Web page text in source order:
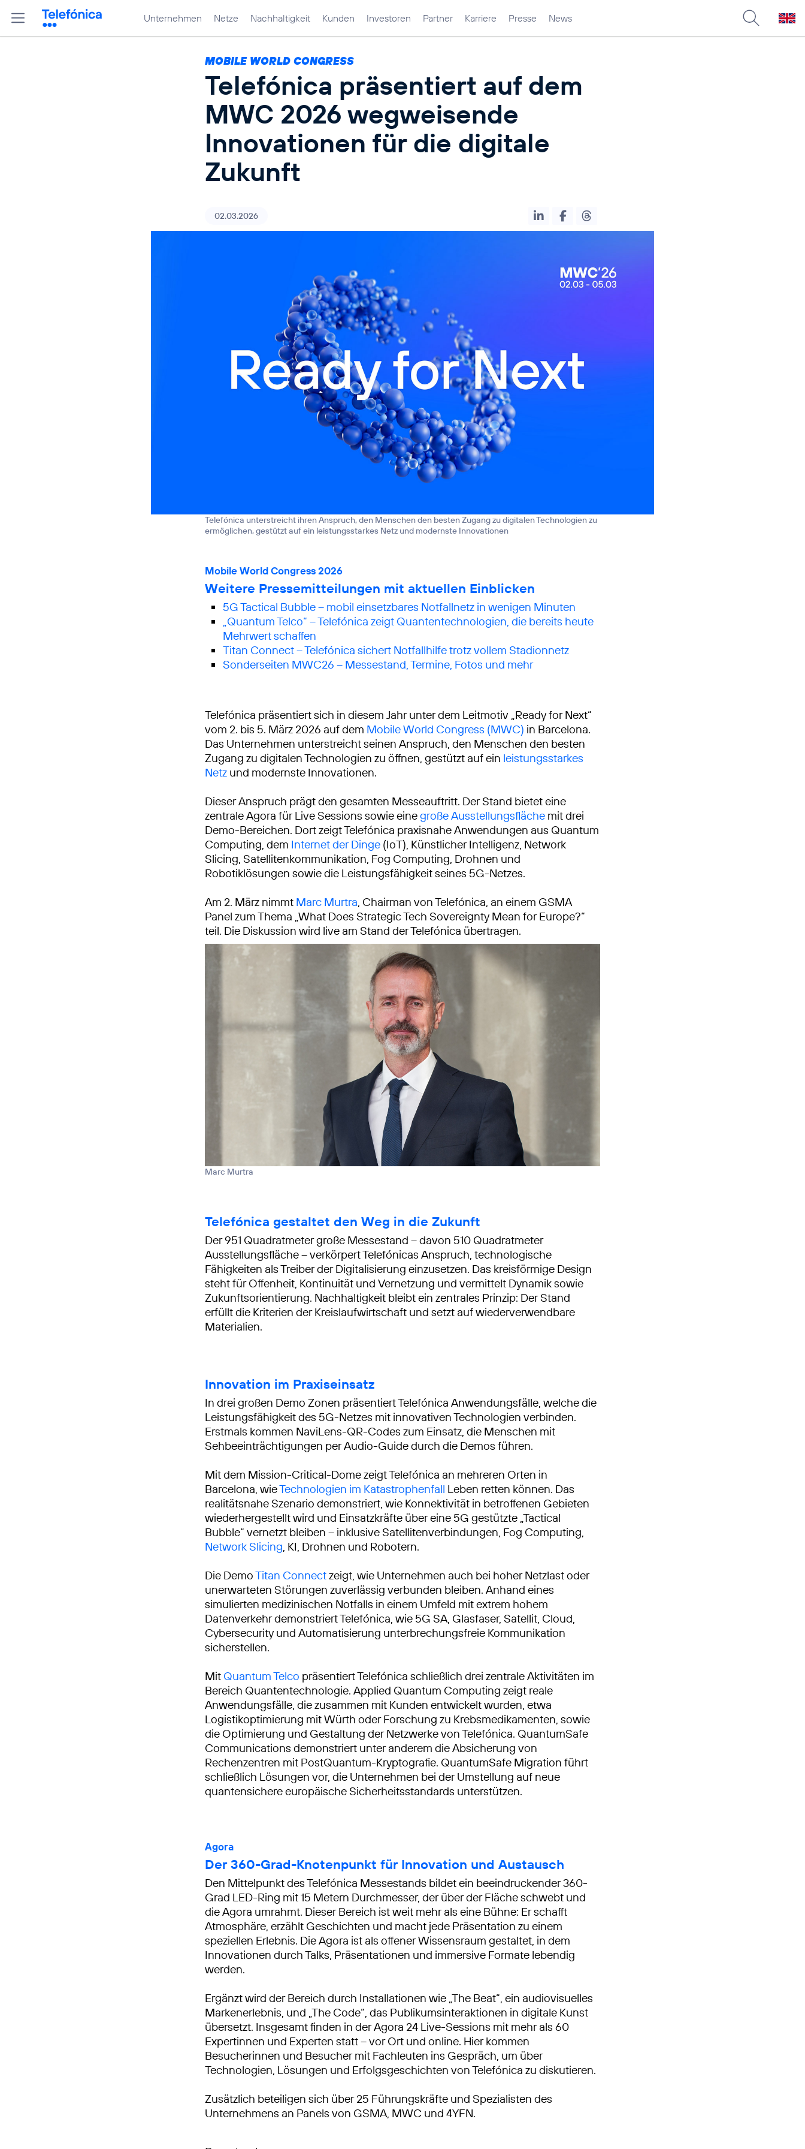
Unternehmen Netze Nachhaltigkeit Kunden Investoren Partner Karriere Presse News
MOBILE WORLD CONGRESS
Telefónica präsentiert auf dem
MWC 2026 wegweisende
Innovationen für die digitale
Zukunft
02.03.2026
Telefónica unterstreicht ihren Anspruch, den Menschen den besten Zugang zu digitalen Technologien zu
ermöglichen, gestützt auf ein leistungsstarkes Netz und modernste Innovationen
Mobile World Congress 2026
Weitere Pressemitteilungen mit aktuellen Einblicken
5G Tactical Bubble – mobil einsetzbares Notfallnetz in wenigen Minuten
„Quantum Telco“ – Telefónica zeigt Quanten­technologien, die bereits heute
Mehrwert schaffen
Titan Connect – Telefónica sichert Notfallhilfe trotz vollem Stadionnetz
Sonderseiten MWC26 – Messestand, Termine, Fotos und mehr
Telefónica präsentiert sich in diesem Jahr unter dem Leitmotiv „Ready for Next“
vom 2. bis 5. März 2026 auf dem Mobile World Congress (MWC) in Barcelona.
Das Unternehmen unterstreicht seinen Anspruch, den Menschen den besten
Zugang zu digitalen Technologien zu öffnen, gestützt auf ein leistungsstarkes
Netz und modernste Innovationen.
Dieser Anspruch prägt den gesamten Messeauftritt. Der Stand bietet eine
zentrale Agora für Live Sessions sowie einegroße Ausstellungsfläche mit drei
Demo-Bereichen. Dort zeigt Telefónica praxisnahe Anwendungen aus Quantum
Computing, dem Internet der Dinge (IoT), Künstlicher Intelligenz, Network
Slicing, Satellitenkommunikation, Fog Computing, Drohnen und
Robotiklösungen sowie die Leistungsfähigkeit seines 5G-Netzes.
Am 2. März nimmt Marc Murtra , Chairman von Telefónica, an einem GSMA
Panel zum Thema „What Does Strategic Tech Sovereignty Mean for Europe?“
teil. Die Diskussion wird live am Stand der Telefónica übertragen.
Marc Murtra
Telefónica gestaltet den Weg in die Zukunft
Der 951 Quadratmeter große Messestand – davon 510 Quadratmeter
Ausstellungsfläche – verkörpert Telefónicas Anspruch, technologische
Fähigkeiten als Treiber der Digitalisierung einzusetzen. Das kreisförmige Design
steht für Offenheit, Kontinuität und Vernetzung und vermittelt Dynamik sowie
Zukunftsorientierung. Nachhaltigkeit bleibt ein zentrales Prinzip: Der Stand
erfüllt die Kriterien der Kreislaufwirtschaft und setzt auf wiederverwendbare
Materialien.
Innovation im Praxiseinsatz
In drei großen Demo Zonen präsentiert Telefónica Anwendungsfälle, welche die
Leistungsfähigkeit des 5G-Netzes mit innovativen Technologien verbinden.
Erstmals kommen NaviLens-QR-Codes zum Einsatz, die Menschen mit
Sehbeeinträchtigungen per Audio-Guide durch die Demos führen.
Mit dem Mission-Critical-Dome zeigt Telefónica an mehreren Orten in
Barcelona, wieTechnologien im Katastrophenfall Leben retten können. Das
realitätsnahe Szenario demonstriert, wie Konnektivität in betroffenen Gebieten
wiederhergestellt wird und Einsatzkräfte über eine 5G gestützte „Tactical
Bubble“ vernetzt bleiben – inklusive Satellitenverbindungen, Fog Computing,
Network Slicing , KI, Drohnen und Robotern.
Die DemoTitan Connectzeigt, wie Unternehmen auch bei hoher Netzlast oder
unerwarteten Störungen zuverlässig verbunden bleiben. Anhand eines
simulierten medizinischen Notfalls in einem Umfeld mit extrem hohem
Datenverkehr demonstriert Telefónica, wie 5G SA, Glasfaser, Satellit, Cloud,
Cybersecurity und Automatisierung unterbrechungsfreie Kommunikation
sicherstellen.
Mit Quantum Telco präsentiert Telefónica schließlich drei zentrale Aktivitäten im
Bereich Quantentechnologie. Applied Quantum Computing zeigt reale
Anwendungsfälle, die zusammen mit Kunden entwickelt wurden, etwa
Logistikoptimierung mit Würth oder Forschung zu Krebsmedikamenten, sowie
die Optimierung und Gestaltung der Netzwerke von Telefónica. QuantumSafe
Communications demonstriert unter anderem die Absicherung von
Rechenzentren mit PostQuantum-Kryptografie. QuantumSafe Migration führt
schließlich Lösungen vor, die Unternehmen bei der Umstellung auf neue
quantensichere europäische Sicherheitsstandards unterstützen.
Agora
Der 360-Grad-Knotenpunkt für Innovation und Austausch
Den Mittelpunkt des Telefónica Messestands bildet ein beeindruckender 360-
Grad LED-Ring mit 15 Metern Durchmesser, der über der Fläche schwebt und
die Agora umrahmt. Dieser Bereich ist weit mehr als eine Bühne: Er schafft
Atmosphäre, erzählt Geschichten und macht jede Präsentation zu einem
speziellen Erlebnis. Die Agora ist als offener Wissensraum gestaltet, in dem
Innovationen durch Talks, Präsentationen und immersive Formate lebendig
werden.
Ergänzt wird der Bereich durch Installationen wie „The Beat“, ein audiovisuelles
Markenerlebnis, und „The Code“, das Publikumsinteraktionen in digitale Kunst
übersetzt. Insgesamt finden in der Agora 24 Live-Sessions mit mehr als 60
Expertinnen und Experten statt – vor Ort und online. Hier kommen
Besucherinnen und Besucher mit Fachleuten ins Gespräch, um über
Technologien, Lösungen und Erfolgsgeschichten von Telefónica zu diskutieren.
Zusätzlich beteiligen sich über 25 Führungskräfte und Spezialisten des
Unternehmens an Panels von GSMA, MWC und 4YFN.